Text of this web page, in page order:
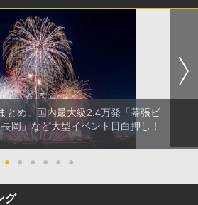
とめ。国内最大級2.4万発「幕張ビ
岡」など大型イベント目白押し！
● ● ● ● ● ●
グ